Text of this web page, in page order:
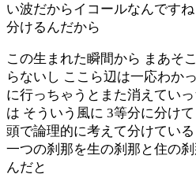
い波だからイコールなんです
分けるんだから
この生まれた瞬間から まあそ
らないし ここら辺は一応わか
に行っちゃうとまた消えてい
は そういう風に 3等分に分け
頭で論理的に考えて分けてい
一つの刹那を生の刹那と住の
んだと